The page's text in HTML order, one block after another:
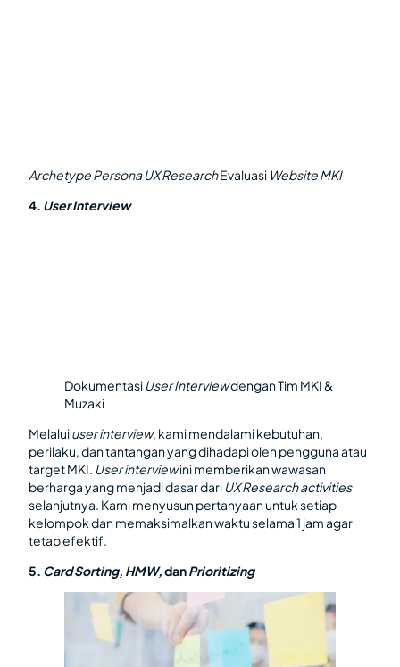
Archetype Persona UX ResearchEvaluasi Website MKI
4. User Interview
Dokumentasi User Interviewdengan Tim MKI &
Muzaki
Melaluiuser interview, kami mendalami kebutuhan,
perilaku, dan tantangan yang dihadapi oleh pengguna atau
target MKI. User interviewini memberikan wawasan
berharga yang menjadi dasar dari UX Research activities
selanjutnya. Kami menyusun pertanyaan untuk setiap
kelompok dan memaksimalkan waktu selama 1 jam agar
tetap efektif.
5. Card Sorting, HMW,danPrioritizing